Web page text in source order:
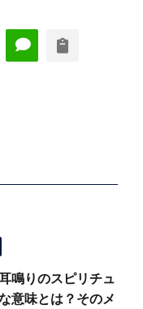
耳鳴りのスピリチュ
意味とは？そのメ